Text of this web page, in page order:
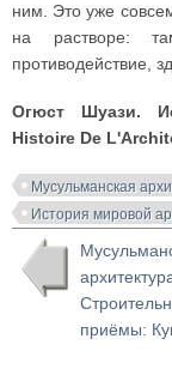
ним. Это уже
на растворе:
противодействие,
Огюст Шуази.
Histoire De
Мусульманская
История мировой
приёмы: